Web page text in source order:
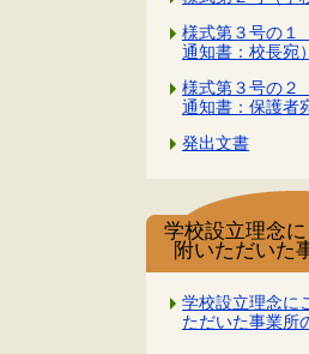
様式第３号の１
通知書：校長宛）
様式第３号の２
通知書：保護者
発出文書
学校設立理念
附いただいた
学校設立理念に
ただいた事業所